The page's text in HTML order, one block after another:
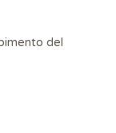
del